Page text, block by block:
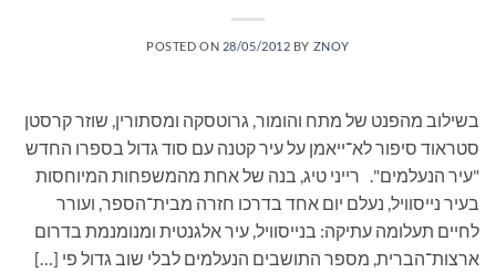
POSTED ON 28/05/2012 BY ZNOY
בשילוב מהפנט של מתח והומור, גרוטסקה ומסתורין, שוזר קרסטן
סטראוד סיפור לא־ייאמן על עיר קטנה עם סוד גדול בספרו החדש
"עיר הנעלמים". רייני טיג, בנה של אחת מהמשפחות המיוחסות
בעיר נייסוויל, נעלם יום אחד בדרכו חזרה מבית־הספר, ועורר
לחיים תעלומה עתיקה: בנייסוויל, עיר אלגנטית ומנומנמת בדרום
ארצות־הברית, מספר התושבים הנעלמים לבלי שוב גדול פי […]